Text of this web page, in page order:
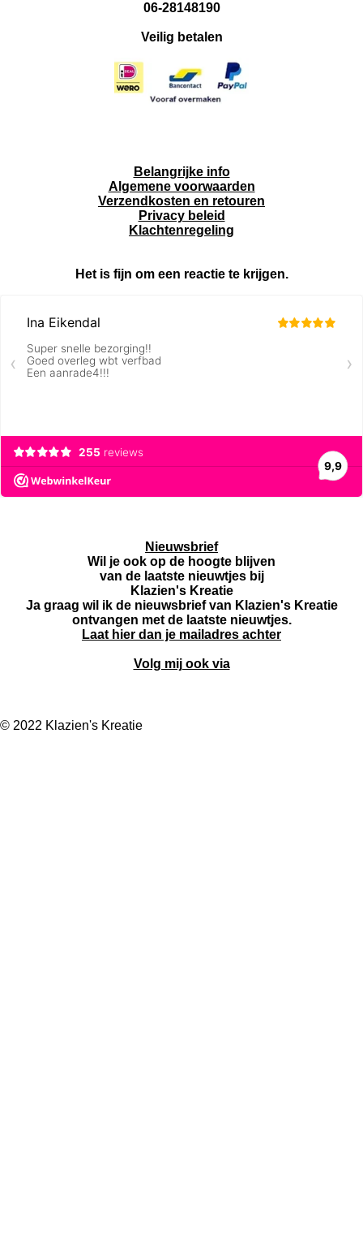
06-28148190
Veilig betalen
Belangrijke info
Algemene voorwaarden
Verzendkosten en retouren
Privacy beleid
Klachtenregeling
Het is fijn om een reactie te krijgen.
Nieuwsbrief
Wil je ook op de hoogte blijven
van de laatste nieuwtjes bij
Klazien's Kreatie
Ja graag wil ik de nieuwsbrief van Klazien's Kreatie
ontvangen met de laatste nieuwtjes.
Laat hier dan je mailadres achter
Volg mij ook via
© 2022 Klazien's Kreatie